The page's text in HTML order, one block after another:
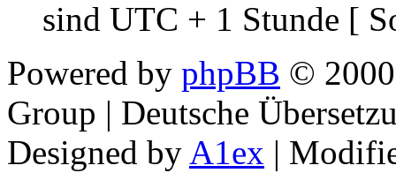
sind UTC + 1 Stunde [
Powered by phpBB ©
Group | Deutsche
Designed by A1ex |